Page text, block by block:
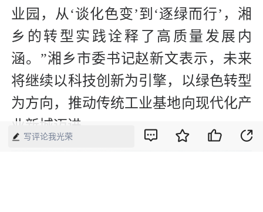
业园，从‘谈化色变’到‘逐绿而行’，湘
乡的转型实践诠释了高质量发展内
涵。”湘乡市委书记赵新文表示，未来
将继续以科技创新为引擎，以绿色转型
为方向，推动传统工业基地向现代化产
业新城迈进。
写评论我光荣